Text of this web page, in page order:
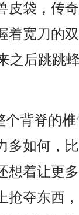
皮袋，传
着宽刀的
之后跳跳
背脊的
多如何，
想着让更
抢夺东西